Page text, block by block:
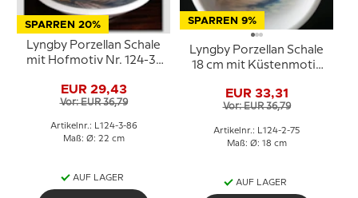
SPARREN 20%
Lyngby Porzellan Schale
mit Hofmotiv Nr. 124-3-
EUR 29,43
Vor: EUR 36,79
Artikelnr.: L124-3-86
Maß: Ø: 22 cm
AUF LAGER
SPARREN 9%
Lyngby Porzellan Schale
18 cm mit Küstenmotiv
EUR 33,31
Vor: EUR 36,79
Artikelnr.: L124-2-75
Maß: Ø: 18 cm
AUF LAGER